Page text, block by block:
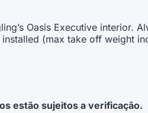
Oasis Executive interior.
(max take off weight
estão sujeitos a verificação.